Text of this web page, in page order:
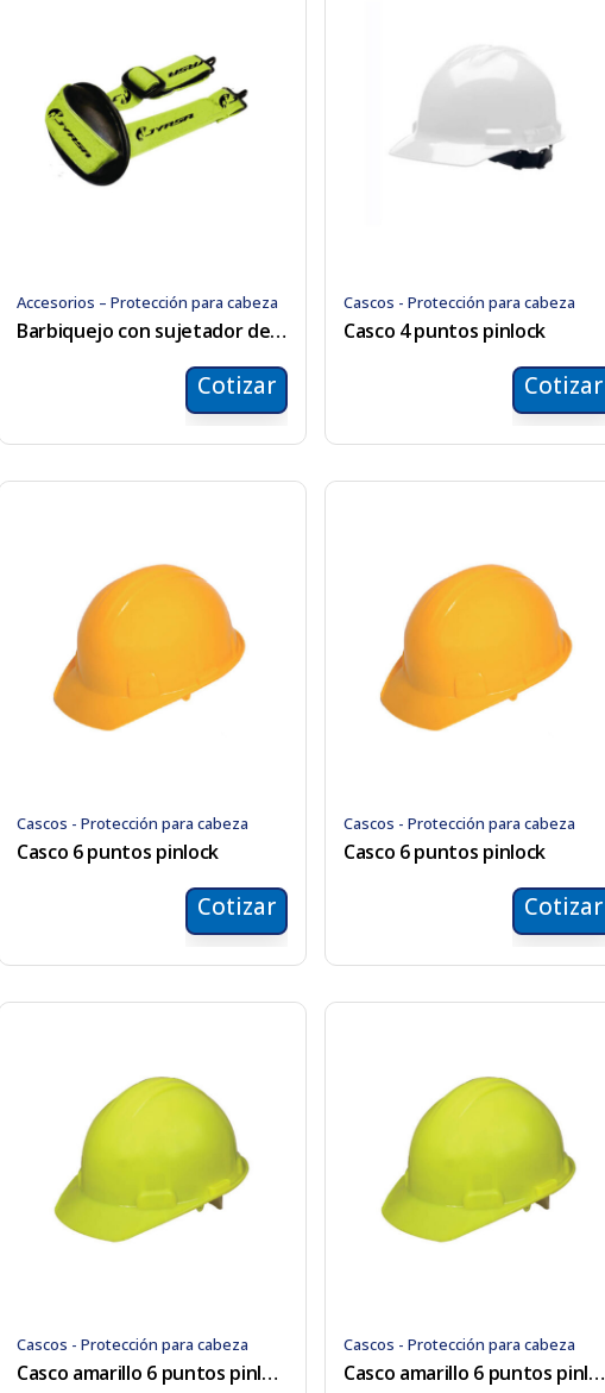
Accesorios – Protección para cabeza
Barbiquejo con sujetador de mentón
Cotizar
Cascos - Protección para cabeza
Casco 4 puntos pinlock
Cotizar
Cascos - Protección para cabeza
Casco 6 puntos pinlock
Cotizar
Cascos - Protección para cabeza
Casco 6 puntos pinlock
Cotizar
Cascos - Protección para cabeza
Casco amarillo 6 puntos pinlock
Cascos - Protección para cabeza
Casco amarillo 6 puntos pinlock